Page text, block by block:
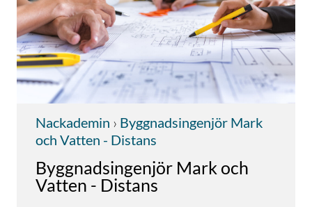
Nackademin › Byggnadsingenjör Mark
och Vatten - Distans
Byggnadsingenjör Mark och
Vatten - Distans